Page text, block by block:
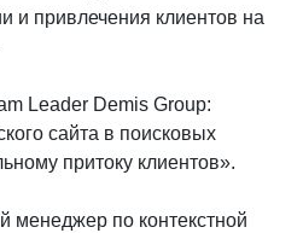
и привлечения клиентов на
Leader Demis Group:
сайта в поисковых
притоку клиентов».
менеджер по контекстной